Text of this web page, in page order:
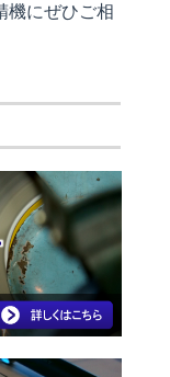
機にぜひご相